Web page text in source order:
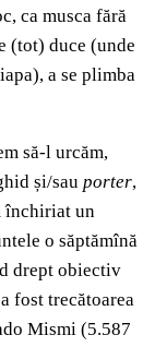
ca musca fără
(tot) duce (unde
a se plimba
să-l urcăm,
și/sau porter,
închiriat un
o săptămînă
drept obiectiv
fost trecătoarea
Mismi (5.587